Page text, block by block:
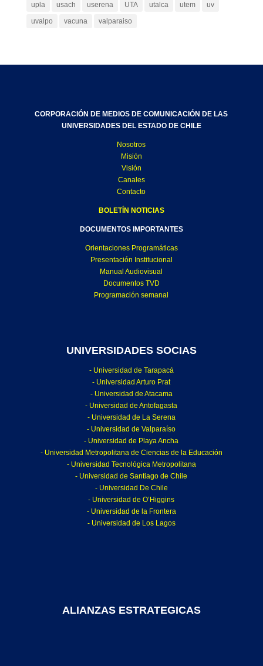
upla
usach userena UTA utalca utem
uv
uvalpo
vacuna valparaiso
CORPORACIÓN DE MEDIOS DE COMUNICACIÓN DE LAS
UNIVERSIDADES DEL ESTADO DE CHILE
Nosotros
Misión
Visión
Canales
Contacto
BOLETÍN NOTICIAS
DOCUMENTOS IMPORTANTES
Orientaciones Programáticas
Presentación Institucional
Manual Audiovisual
Documentos TVD
Programación semanal
UNIVERSIDADES SOCIAS
- Universidad de Tarapacá
- Universidad Arturo Prat
- Universidad de Atacama
- Universidad de Antofagasta
- Universidad de La Serena
- Universidad de Valparaíso
- Universidad de Playa Ancha
- Universidad Metropolitana de Ciencias de la Educación
- Universidad Tecnológica Metropolitana
- Universidad de Santiago de Chile
- Universidad De Chile
- Universidad de O’Higgins
- Universidad de la Frontera
- Universidad de Los Lagos
ALIANZAS ESTRATEGICAS